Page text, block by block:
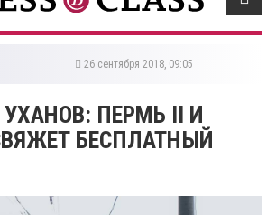
26 сентября 2018, 09:05
ПЕРМЬ II И
БЕСПЛАТНЫЙ